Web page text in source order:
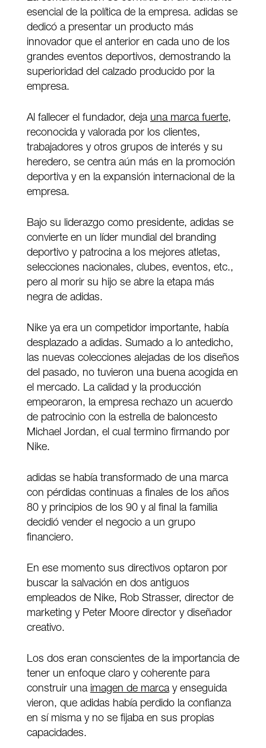
esencial de la política de la empresa. adidas se
dedicó a presentar un producto más
innovador que el anterior en cada uno de los
grandes eventos deportivos, demostrando la
superioridad del calzado producido por la
empresa.
Al fallecer el fundador, deja una marca fuerte,
reconocida y valorada por los clientes,
trabajadores y otros grupos de interés y su
heredero, se centra aún más en la promoción
deportiva y en la expansión internacional de la
empresa.
Bajo su liderazgo como presidente, adidas se
convierte en un líder mundial del branding
deportivo y patrocina a los mejores atletas,
selecciones nacionales, clubes, eventos, etc.,
pero al morir su hijo se abre la etapa más
negra de adidas.
Nike ya era un competidor importante, había
desplazado a adidas. Sumado a lo antedicho,
las nuevas colecciones alejadas de los diseños
del pasado, no tuvieron una buena acogida en
el mercado. La calidad y la producción
empeoraron, la empresa rechazo un acuerdo
de patrocinio con la estrella de baloncesto
Michael Jordan, el cual termino firmando por
Nike.
adidas se había transformado de una marca
con pérdidas continuas a finales de los años
80 y principios de los 90 y al final la familia
decidió vender el negocio a un grupo
financiero.
En ese momento sus directivos optaron por
buscar la salvación en dos antiguos
empleados de Nike, Rob Strasser, director de
marketing y Peter Moore director y diseñador
creativo.
Los dos eran conscientes de la importancia de
tener un enfoque claro y coherente para
construir una imagen de marcay enseguida
vieron, que adidas había perdido la confianza
en sí misma y no se fijaba en sus propias
capacidades.